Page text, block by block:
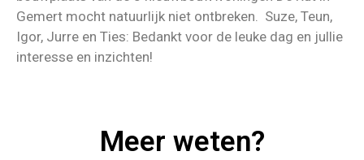
Gemert mocht natuurlijk niet ontbreken. Suze, Teun,
Igor, Jurre en Ties: Bedankt voor de leuke dag en jullie
interesse en inzichten!
Meer weten?